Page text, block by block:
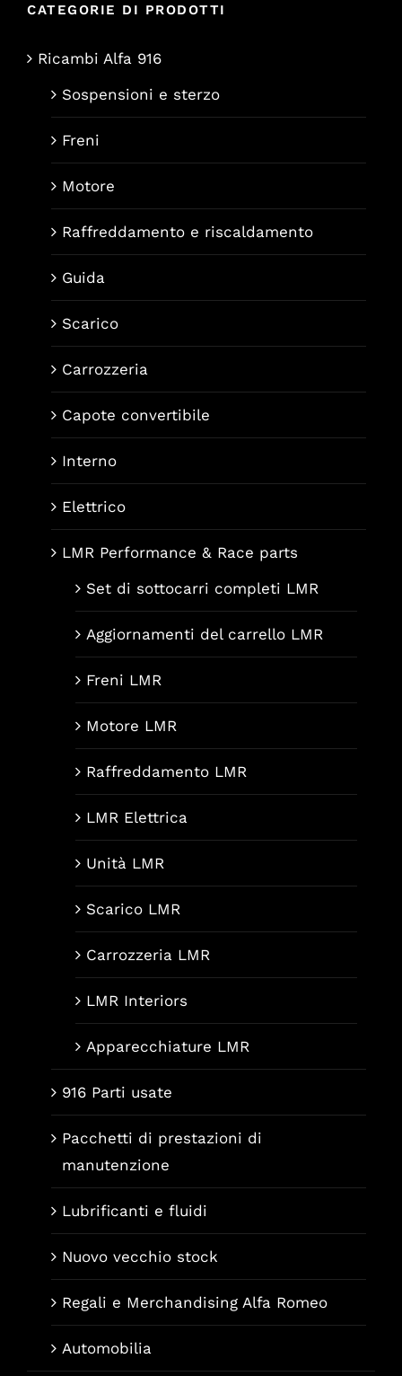
CATEGORIE DI PRODOTTI
Ricambi Alfa 916
Sospensioni e sterzo
Freni
Motore
Raffreddamento e riscaldamento
Guida
Scarico
Carrozzeria
Capote convertibile
Interno
Elettrico
LMR Performance & Race parts
Set di sottocarri completi LMR
Aggiornamenti del carrello LMR
Freni LMR
Motore LMR
Raffreddamento LMR
LMR Elettrica
Unità LMR
Scarico LMR
Carrozzeria LMR
LMR Interiors
Apparecchiature LMR
916 Parti usate
Pacchetti di prestazioni di
manutenzione
Lubrificanti e fluidi
Nuovo vecchio stock
Regali e Merchandising Alfa Romeo
Automobilia